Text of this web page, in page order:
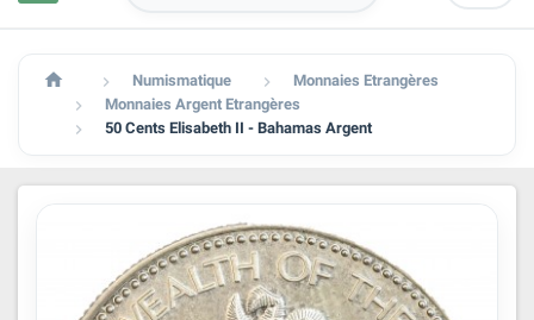
  Numismatique  Monnaies Etrangères
 Monnaies Argent Etrangères
 50 Cents Elisabeth II - Bahamas Argent